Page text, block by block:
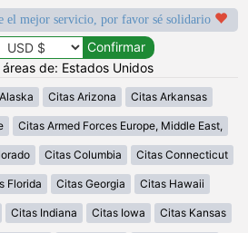
el mejor servicio, por favor sé solidario
de: Estados Unidos
Citas Arizona Citas Arkansas
Citas Armed Forces Europe, Middle East,
Citas Columbia Citas Connecticut
Florida Citas Georgia Citas Hawaii
Citas Indiana Citas Iowa Citas Kansas